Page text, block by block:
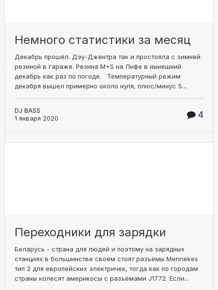
Немного статистики за месяц
Декабрь прошёл. Дэу-Джентра так и простояла с зимней
резиной в гараже. Резина M+S на Лифе в нынешний
декабрь как раз по погоде. Температурный режим
декабря вышел примерно около нуля, плюс/минус 5...
DJ BASS
1 января 2020
4
Переходники для зарядки
Беларусь - страна для людей и поэтому на зарядных
станциях в большинстве своём стоят разъёмы Mennekes
тип 2 для европейских электричек, тогда как по городам
страны колесят америкосы с разъёмами J1772. Если...